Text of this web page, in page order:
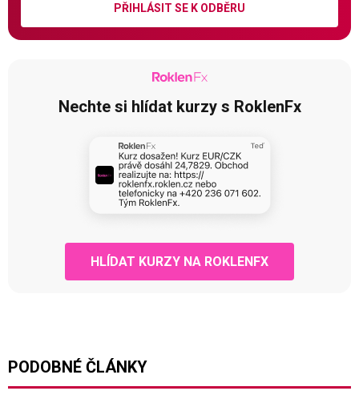
PŘIHLÁSIT SE K ODBĚRU
Nechte si hlídat kurzy s RoklenFx
HLÍDAT KURZY NA ROKLENFX
PODOBNÉ ČLÁNKY